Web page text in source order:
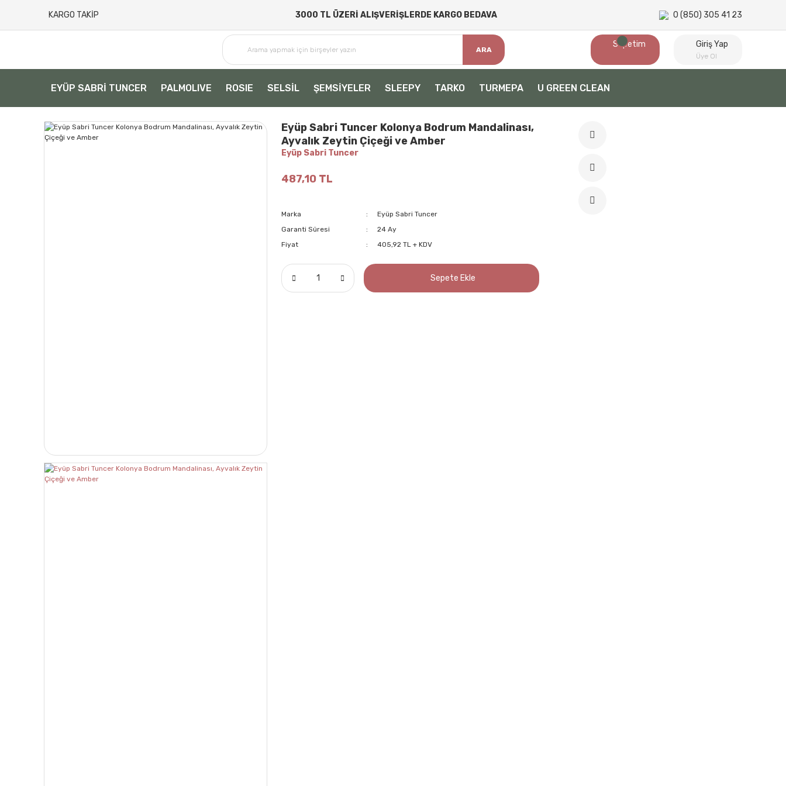
KARGO TAKİP 3000 TL ÜZERİ ALIŞVERİŞLERDE KARGO BEDAVA 0 (850) 305 41 23
ARA
Sepetim Giriş Yap
Üye Ol
EYÜP SABRİ TUNCER PALMOLIVE ROSIE SELSİL ŞEMSİYELER SLEEPY TARKO TURMEPA U GREEN CLEAN
Eyüp Sabri Tuncer Kolonya Bodrum Mandalinası,
Ayvalık Zeytin Çiçeği ve Amber
Eyüp Sabri Tuncer
487,10 TL
Marka
Eyüp Sabri Tuncer
Garanti Süresi
24 Ay
Fiyat
405,92 TL + KDV
Sepete Ekle